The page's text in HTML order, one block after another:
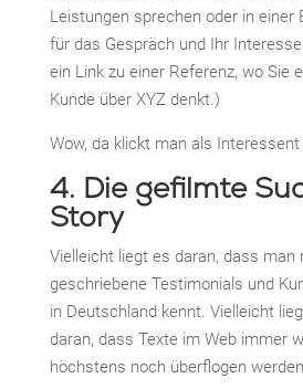
Leistungen sprechen oder in einer
für das Gespräch und Ihr
ein Link zu einer Referenz, wo Sie
Kunde über XYZ denkt.)
Wow, da klickt man als
4. Die gefilmte
Story
Vielleicht liegt es daran, dass man
geschriebene Testimonials und
in Deutschland kennt. Vielleicht
daran, dass Texte im Web immer
höchstens noch überflogen